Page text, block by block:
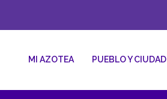
MI AZOTEA PUEBLO Y CIUDAD